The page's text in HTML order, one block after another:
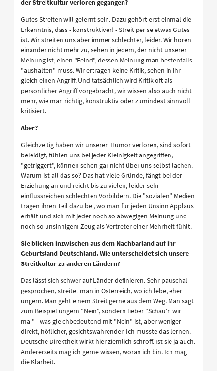
der Streitkultur verloren gegangen?
Gutes Streiten will gelernt sein. Dazu gehört erst einmal die
Erkenntnis, dass - konstruktiver! - Streit per se etwas Gutes
ist. Wir streiten uns aber immer schlechter, leider. Wir hören
einander nicht mehr zu, sehen in jedem, der nicht unserer
Meinung ist, einen "Feind", dessen Meinung man bestenfalls
"aushalten" muss. Wir ertragen keine Kritik, sehen in ihr
gleich einen Angriff. Und tatsächlich wird Kritik oft als
persönlicher Angriff vorgebracht, wir wissen also auch nicht
mehr, wie man richtig, konstruktiv oder zumindest sinnvoll
kritisiert.
Aber?
Gleichzeitig haben wir unseren Humor verloren, sind sofort
beleidigt, fühlen uns bei jeder Kleinigkeit angegriffen,
"getriggert", können schon gar nicht über uns selbst lachen.
Warum ist all das so? Das hat viele Gründe, fängt bei der
Erziehung an und reicht bis zu vielen, leider sehr
einflussreichen schlechten Vorbildern. Die "sozialen" Medien
tragen ihren Teil dazu bei, wo man für jeden Unsinn Applaus
erhält und sich mit jeder noch so abwegigen Meinung und
noch so unsinnigem Zeug als Vertreter einer Mehrheit fühlt.
Sie blicken inzwischen aus dem Nachbarland auf ihr
Geburtsland Deutschland. Wie unterscheidet sich unsere
Streitkultur zu anderen Ländern?
Das lässt sich schwer auf Länder definieren. Sehr pauschal
gesprochen, streitet man in Österreich, wo ich lebe, eher
ungern. Man geht einem Streit gerne aus dem Weg. Man sagt
zum Beispiel ungern "Nein", sondern lieber "Schau'n wir
mal" - was gleichbedeutend mit "Nein" ist, aber weniger
direkt, höflicher, gesichtswahrender. Ich musste das lernen.
Deutsche Direktheit wirkt hier ziemlich schroff. Ist sie ja auch.
Andererseits mag ich gerne wissen, woran ich bin. Ich mag
die Klarheit.